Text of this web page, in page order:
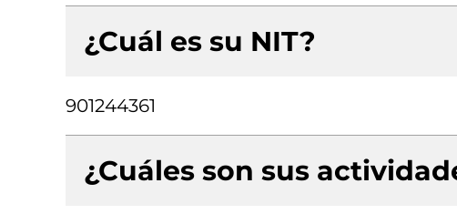
¿Cuál es su NIT?
901244361
¿Cuáles son sus